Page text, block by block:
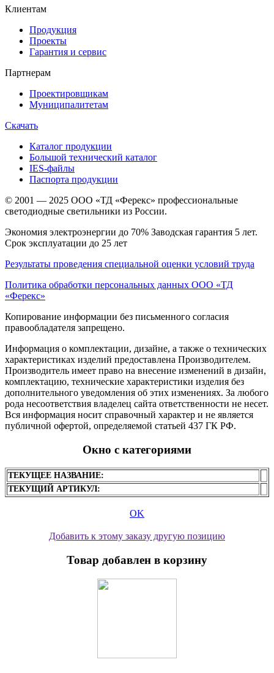
Клиентам
Продукция
Проекты
Гарантия и сервис
Партнерам
Проектировщикам
Муниципалитетам
Скачать
Каталог продукции
Большой технический каталог
IES-файлы
Паспорта продукции
© 2001 — 2025 ООО «ТД «Ферекс» профессиональные
светодиодные светильники из России.
Экономия электроэнергии до 70% Заводская гарантия 5 лет.
Срок эксплуатации до 25 лет
Результаты проведения специальной оценки условий труда
Политика обработки персональных данных ООО «ТД
«Ферекс»
Копирование информации без письменного согласия
правообладателя запрещено.
Информация о комплектации, дизайне, а также о технических
характеристиках изделий предоставлена Производителем.
Производитель имеет право на внесение изменений в дизайн,
комплектацию, технические характеристики изделия без
дополнительного уведомления об этих изменениях. За любого
рода несоответствия владелец сайта ответственности не несет.
Вся информация носит справочный характер и не является
публичной офертой, определяемой статьей 437 ГК РФ.
Окно с категориями
ТЕКУЩЕЕ НАЗВАНИЕ:
ТЕКУЩИЙ АРТИКУЛ:
OK
Добавить к этому заказу другую позицию
Товар добавлен в корзину